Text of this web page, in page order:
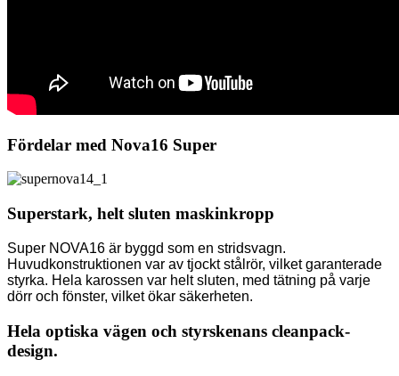
Fördelar med Nova16 Super
Superstark, helt sluten maskinkropp
Super NOVA16 är byggd som en stridsvagn.
Huvudkonstruktionen var av tjockt stålrör, vilket garanterade
styrka. Hela karossen var helt sluten, med tätning på varje
dörr och fönster, vilket ökar säkerheten.
Hela optiska vägen och styrskenans cleanpack-
design.